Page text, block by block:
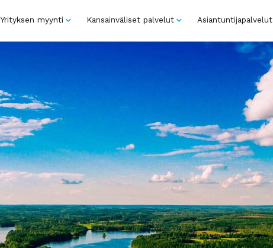
Yrityksen myynti Kansainväliset palvelut Asiantuntijapalvelut